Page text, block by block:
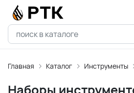
Главная Каталог Инструменты